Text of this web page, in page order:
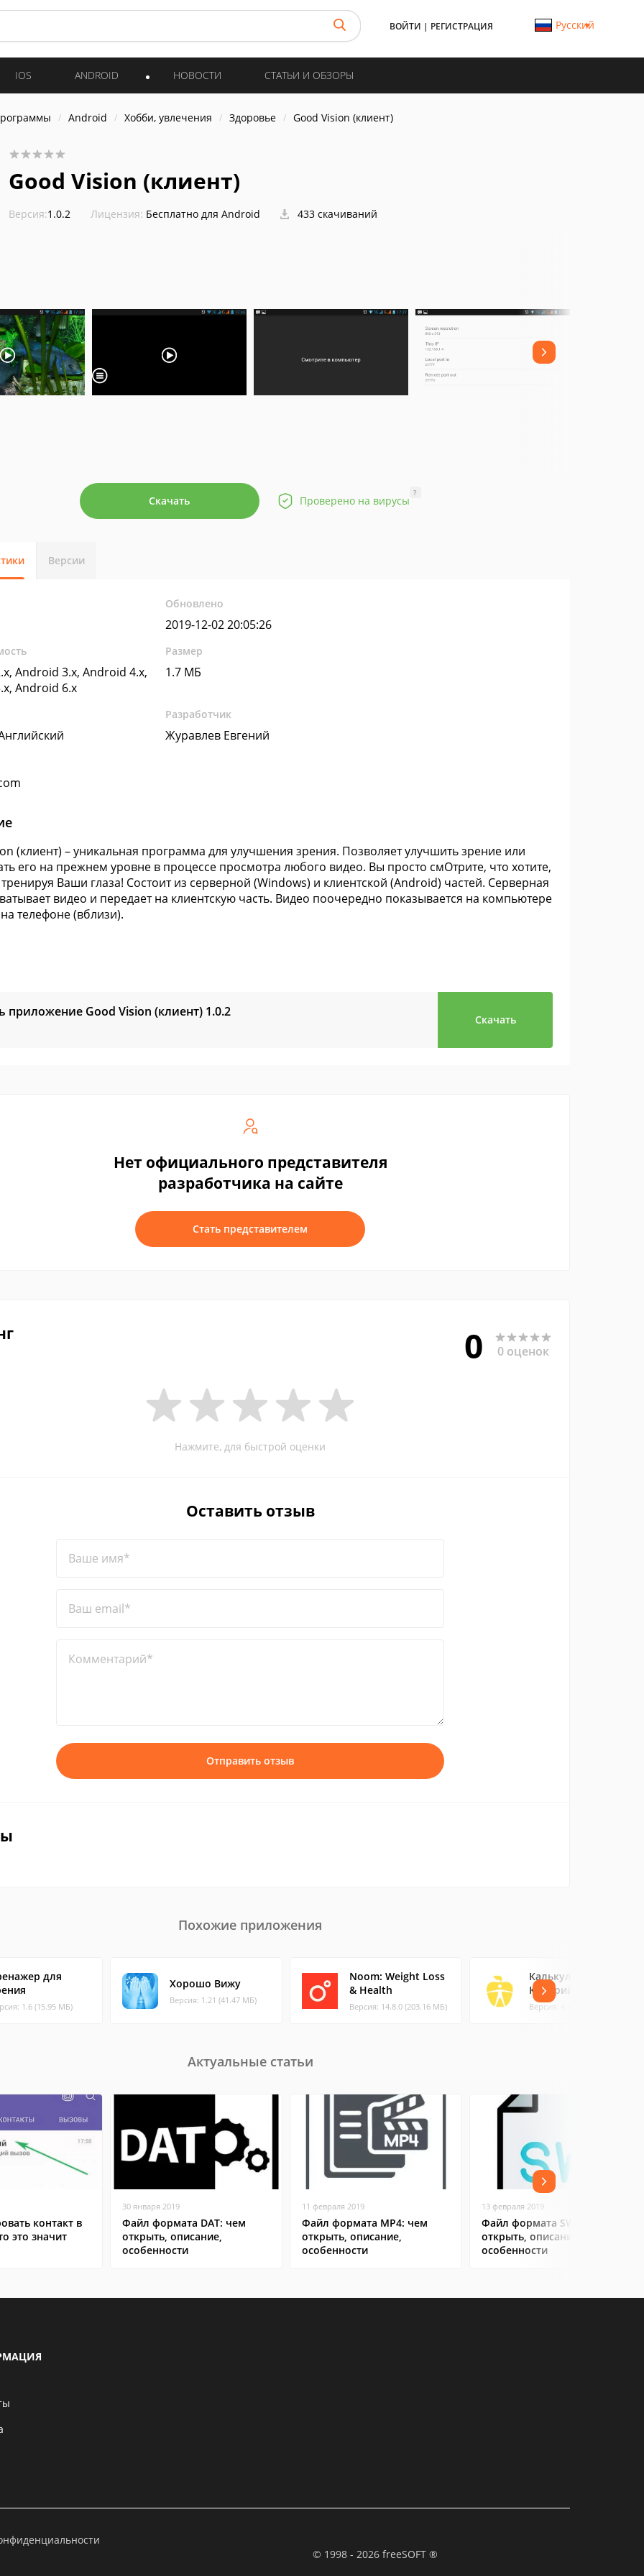
ВОЙТИ | РЕГИСТРАЦИЯ Русский
IOS ANDROID НОВОСТИ СТАТЬИ И ОБЗОРЫ
Android Хобби, увлечения Здоровье Good Vision (клиент)
Good Vision (клиент)
Версия:1.0.2 Лицензия: Бесплатно для Android 433 скачиваний
Скачать Проверено на вирусы
?
Версии
Обновлено
2019-12-02 20:05:26
Android 3.x, Android 4.x,
Android 6.x
Размер
1.7 МБ
Разработчик
Журавлев Евгений
(клиент) – уникальная программа для улучшения зрения. Позволяет улучшить зрение или
его на прежнем уровне в процессе просмотра любого видео. Вы просто смОтрите, что хотите,
Ваши глаза! Состоит из серверной (Windows) и клиентской (Android) частей. Серверная
видео и передает на клиентскую часть. Видео поочередно показывается на компьютере
телефоне (вблизи).
приложение Good Vision (клиент) 1.0.2
Скачать
Нет официального представителя
разработчика на сайте
Стать представителем
0 0 оценок
Нажмите, для быстрой оценки
Оставить отзыв
Ваше имя*
Ваш email*
Комментарий*
Отправить отзыв
Похожие приложения
для
1.6 (15.95 МБ)
Хорошо Вижу
Версия: 1.21 (41.47 МБ)
Noom: Weight Loss
& Health
Версия: 14.8.0 (203.16 МБ)
Калькулятор
Калорий Dietagram
Версия: 4.4.6 (26.98 МБ)
Актуальные статьи
контакт в
это значит
30 января 2019
Файл формата DAT: чем
открыть, описание,
особенности
11 февраля 2019
Файл формата MP4: чем
открыть, описание,
особенности
13 февраля 2019
Файл формата SWF: чем
открыть, описание,
особенности
© 1998 - 2026 freeSOFT ®